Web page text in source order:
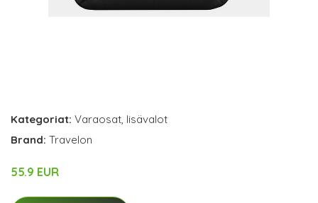
Kategoriat: Varaosat, lisävalot
Brand: Travelon
55.9 EUR